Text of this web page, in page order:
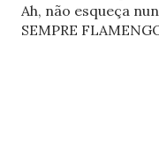
Ah, não esqueça
SEMPRE